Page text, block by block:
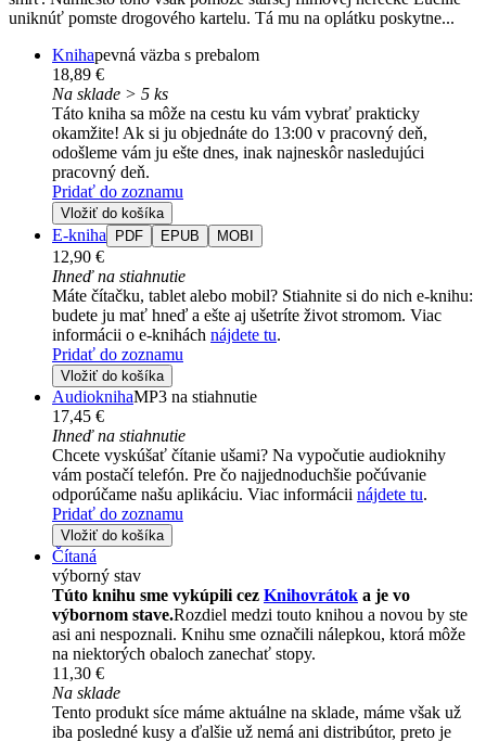
uniknúť pomste drogového kartelu. Tá mu na oplátku poskytne...
Knihapevná väzba s prebalom
18,89 €
Na sklade > 5 ks
Táto kniha sa môže na cestu ku vám vybrať prakticky
okamžite! Ak si ju objednáte do 13:00 v pracovný deň,
odošleme vám ju ešte dnes, inak najneskôr nasledujúci
pracovný deň.
Pridať do zoznamu
Vložiť do košíka
E-kniha PDF EPUB MOBI
12,90 €
Ihneď na stiahnutie
Máte čítačku, tablet alebo mobil? Stiahnite si do nich e-knihu:
budete ju mať hneď a ešte aj ušetríte život stromom. Viac
informácii o e-knihách nájdete tu.
Pridať do zoznamu
Vložiť do košíka
AudioknihaMP3 na stiahnutie
17,45 €
Ihneď na stiahnutie
Chcete vyskúšať čítanie ušami? Na vypočutie audioknihy
vám postačí telefón. Pre čo najjednoduchšie počúvanie
odporúčame našu aplikáciu. Viac informácii nájdete tu.
Pridať do zoznamu
Vložiť do košíka
Čítaná
výborný stav
Túto knihu sme vykúpili cez Knihovrátok a je vo
výbornom stave.Rozdiel medzi touto knihou a novou by ste
asi ani nespoznali. Knihu sme označili nálepkou, ktorá môže
na niektorých obaloch zanechať stopy.
11,30 €
Na sklade
Tento produkt síce máme aktuálne na sklade, máme však už
iba posledné kusy a ďalšie už nemá ani distribútor, preto je